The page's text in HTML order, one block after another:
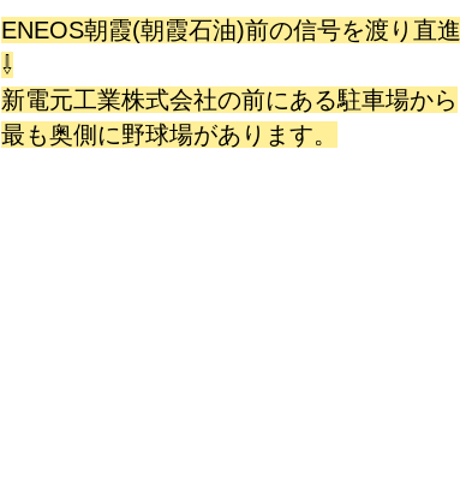
ENEOS朝霞(朝霞石油)前の信号を渡り直進
⇩
新電元工業株式会社の前にある駐車場から
最も奥側に野球場があります。